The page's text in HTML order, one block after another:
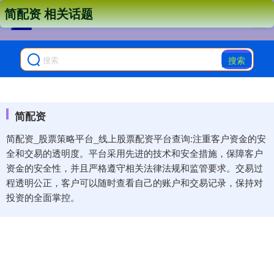
搜索
简配资
简配资_股票策略平台_线上股票配资平台查询:注重客户资金的安
全和交易的透明度。平台采用先进的技术和安全措施，保障客户
资金的安全性，并且严格遵守相关法律法规和监管要求。交易过
程透明公正，客户可以随时查看自己的账户和交易记录，保持对
投资的全面掌控。
简配资 相关话题